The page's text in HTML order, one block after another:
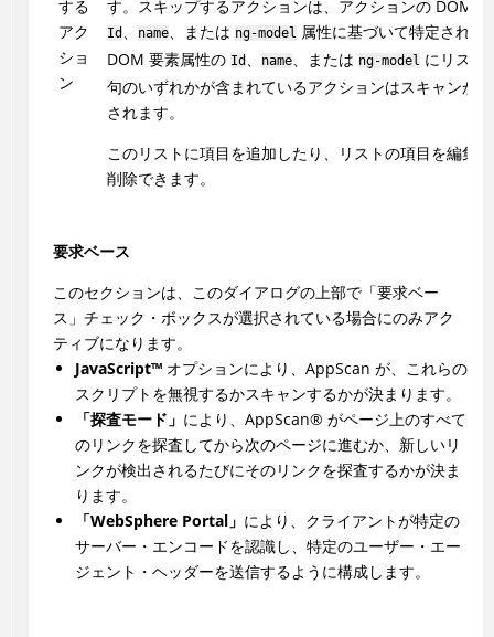
する
アク
ショ
ン
す。スキップするアクションは、アクションの DOM
Id、 name、または ng-model属性に基づいて特定されま
DOM 要素属性の Id、 name、または ng-modelにリスト
句のいずれかが含まれているアクションはスキャンか
されます。
このリストに項目を追加したり、リストの項目を編集
削除できます。
要求ベース
このセクションは、このダイアログの上部で「要求ベー
ス」チェック・ボックスが選択されている場合にのみアク
ティブになります。
JavaScript™オプションにより、 AppScan が、これらの
スクリプトを無視するかスキャンするかが決まります。
「探査モード」 により、 AppScan® がページ上のすべて
のリンクを探査してから次のページに進むか、新しいリ
ンクが検出されるたびにそのリンクを探査するかが決ま
ります。
「WebSphere Portal」 により、クライアントが特定の
サーバー・エンコードを認識し、特定のユーザー・エー
ジェント・ヘッダーを送信するように構成します。